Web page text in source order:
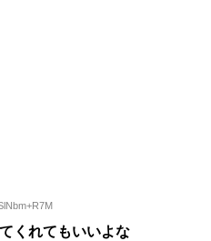
くれてもいいよな